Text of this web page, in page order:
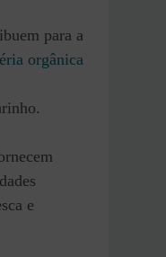
para a
orgânica
e